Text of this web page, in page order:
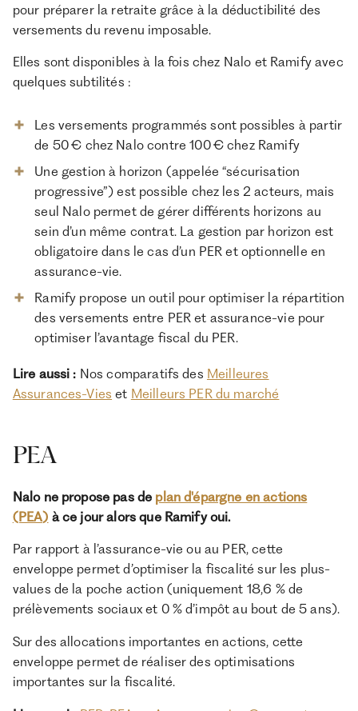
pour préparer la retraite grâce à la déductibilité des
versements du revenu imposable.
Elles sont disponibles à la fois chez Nalo et Ramify avec
quelques subtilités :
Les versements programmés sont possibles à partir
de 50 € chez Nalo contre 100 € chez Ramify
Une gestion à horizon (appelée “sécurisation
progressive”) est possible chez les 2 acteurs, mais
seul Nalo permet de gérer différents horizons au
sein d’un même contrat. La gestion par horizon est
obligatoire dans le cas d’un PER et optionnelle en
assurance-vie.
Ramify propose un outil pour optimiser la répartition
des versements entre PER et assurance-vie pour
optimiser l’avantage fiscal du PER.
Lire aussi : Nos comparatifs des Meilleures
Assurances-Vies et Meilleurs PER du marché
PEA
Nalo ne propose pas de plan d'épargne en actions
(PEA) à ce jour alors que Ramify oui.
Par rapport à l’assurance-vie ou au PER, cette
enveloppe permet d’optimiser la fiscalité sur les plus-
values de la poche action (uniquement 18,6 % de
prélèvements sociaux et 0 % d’impôt au bout de 5 ans).
Sur des allocations importantes en actions, cette
enveloppe permet de réaliser des optimisations
importantes sur la fiscalité.